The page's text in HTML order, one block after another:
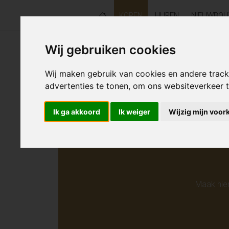
Wij gebruiken cookies
Wij maken gebruik van cookies en andere
advertenties te tonen, om ons websiteverkeer
Ik ga akkoord Ik weiger Wijzig mijn
KOPEN HUREN
Helaas
Maak